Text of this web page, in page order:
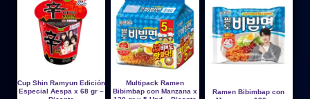
Cup Shin Ramyun Edición
Especial Aespa x 68 gr –
Multipack Ramen
Bibimbap con Manzana x
Ramen Bibimbap con